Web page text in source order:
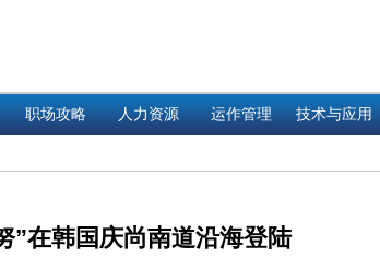
职场攻略 人力资源 运作管理 技术与应用
”在韩国庆尚南道沿海登陆